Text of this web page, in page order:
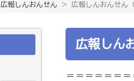
広報しんおんせん ＞ 広報しんおんせん
広報しん
＝＝＝＝＝＝